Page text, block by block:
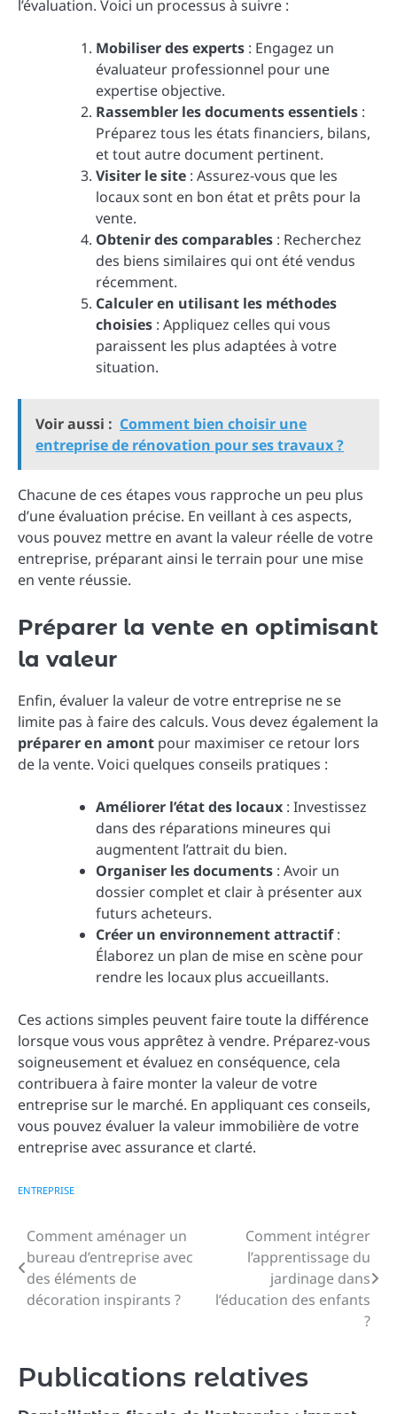
l’évaluation. Voici un processus à suivre :
Mobiliser des experts : Engagez un
évaluateur professionnel pour une
expertise objective.
Rassembler les documents essentiels :
Préparez tous les états financiers, bilans,
et tout autre document pertinent.
Visiter le site : Assurez-vous que les
locaux sont en bon état et prêts pour la
vente.
Obtenir des comparables : Recherchez
des biens similaires qui ont été vendus
récemment.
Calculer en utilisant les méthodes
choisies : Appliquez celles qui vous
paraissent les plus adaptées à votre
situation.
Voir aussi : Comment bien choisir une
entreprise de rénovation pour ses travaux ?
Chacune de ces étapes vous rapproche un peu plus
d’une évaluation précise. En veillant à ces aspects,
vous pouvez mettre en avant la valeur réelle de votre
entreprise, préparant ainsi le terrain pour une mise
en vente réussie.
Préparer la vente en optimisant
la valeur
Enfin, évaluer la valeur de votre entreprise ne se
limite pas à faire des calculs. Vous devez également la
préparer en amont pour maximiser ce retour lors
de la vente. Voici quelques conseils pratiques :
Améliorer l’état des locaux : Investissez
dans des réparations mineures qui
augmentent l’attrait du bien.
Organiser les documents : Avoir un
dossier complet et clair à présenter aux
futurs acheteurs.
Créer un environnement attractif:
Élaborez un plan de mise en scène pour
rendre les locaux plus accueillants.
Ces actions simples peuvent faire toute la différence
lorsque vous vous apprêtez à vendre. Préparez-vous
soigneusement et évaluez en conséquence, cela
contribuera à faire monter la valeur de votre
entreprise sur le marché. En appliquant ces conseils,
vous pouvez évaluer la valeur immobilière de votre
entreprise avec assurance et clarté.
ENTREPRISE
Navigation
de
l’article
Comment aménager un
bureau d’entreprise avec
des éléments de
décoration inspirants ?
Comment intégrer
l’apprentissage du
jardinage dans
l’éducation des enfants
?
Publications relatives